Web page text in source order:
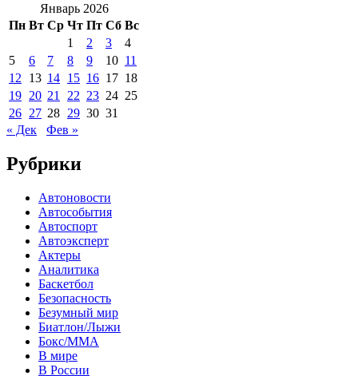
Январь 2026
Пн Вт Ср Чт Пт Сб Вс
1
2 3
4
5
6 7 8 9 10 11
12
13 14 15 16 17 18
19 20 21 22 23 24 25
26 27 28 29 30 31
« Дек
Фев »
Рубрики
Автоновости
Автособытия
Автоспорт
Автоэксперт
Актеры
Аналитика
Баскетбол
Безопасность
Безумный мир
Биатлон/Лыжи
Бокс/MMA
В мире
В России